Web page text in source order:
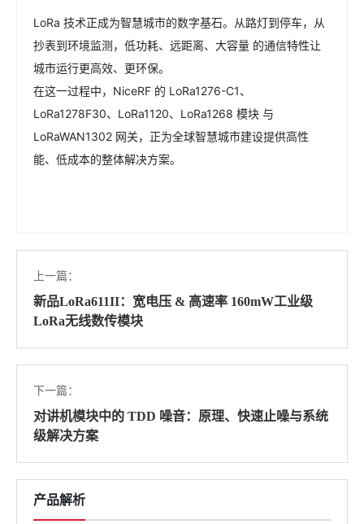
LoRa 技术正成为智慧城市的数字基石。从路灯到停车，从
抄表到环境监测，低功耗、远距离、大容量 的通信特性让
城市运行更高效、更环保。
在这一过程中，NiceRF 的 LoRa1276-C1、
LoRa1278F30、LoRa1120、LoRa1268 模块 与
LoRaWAN1302 网关，正为全球智慧城市建设提供高性
能、低成本的整体解决方案。
上一篇：
新品LoRa611II：宽电压 & 高速率 160mW工业级
LoRa无线数传模块
下一篇：
对讲机模块中的 TDD 噪音：原理、快速止噪与系统
级解决方案
产品解析